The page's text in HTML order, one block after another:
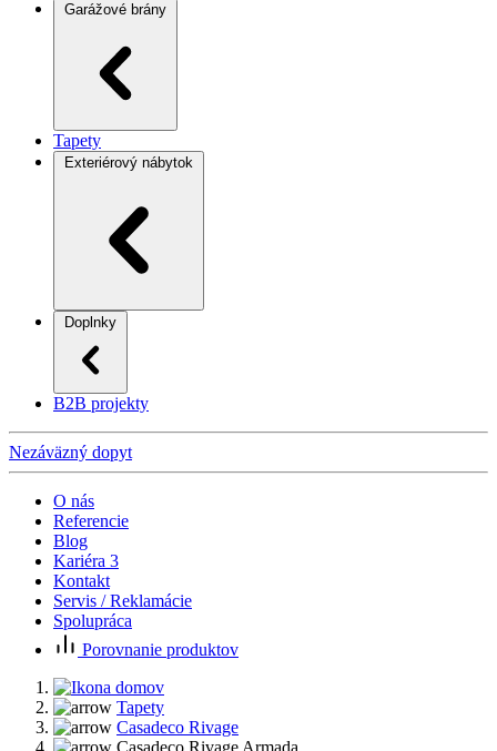
Garážové brány
Tapety
Exteriérový nábytok
Doplnky
B2B projekty
Nezáväzný dopyt
O nás
Referencie
Blog
Kariéra 3
Kontakt
Servis / Reklamácie
Spolupráca
Porovnanie produktov
Tapety
Casadeco Rivage
Casadeco Rivage Armada